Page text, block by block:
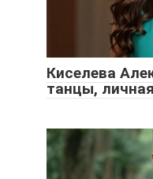
Киселева
танцы,